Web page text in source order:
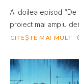
Al doilea episod
proiect mai amplu
CITEȘTE MAI MULT